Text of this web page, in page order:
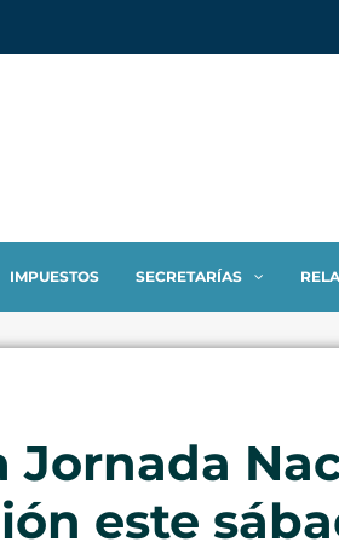
IMPUESTOS SECRETARÍAS
Jornada
este